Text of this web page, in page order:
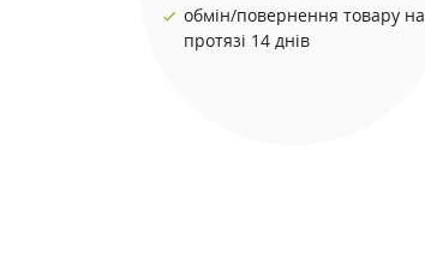
обмін/повернення товару на
протязі 14 днів